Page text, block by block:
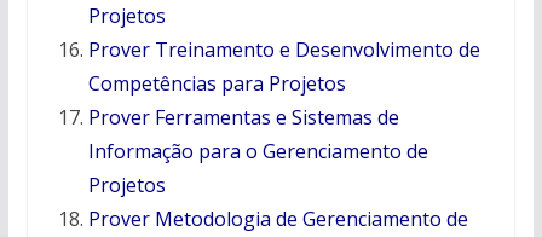
Projetos
Prover Treinamento e Desenvolvimento de
Competências para Projetos
Prover Ferramentas e Sistemas de
Informação para o Gerenciamento de
Projetos
Prover Metodologia de Gerenciamento de